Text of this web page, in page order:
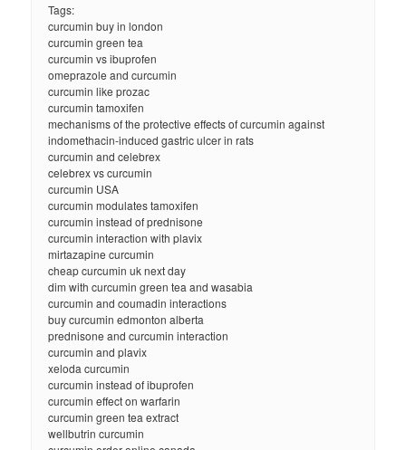
Tags:
curcumin buy in london
curcumin green tea
curcumin vs ibuprofen
omeprazole and curcumin
curcumin like prozac
curcumin tamoxifen
mechanisms of the protective effects of curcumin against
indomethacin-induced gastric ulcer in rats
curcumin and celebrex
celebrex vs curcumin
curcumin USA
curcumin modulates tamoxifen
curcumin instead of prednisone
curcumin interaction with plavix
mirtazapine curcumin
cheap curcumin uk next day
dim with curcumin green tea and wasabia
curcumin and coumadin interactions
buy curcumin edmonton alberta
prednisone and curcumin interaction
curcumin and plavix
xeloda curcumin
curcumin instead of ibuprofen
curcumin effect on warfarin
curcumin green tea extract
wellbutrin curcumin